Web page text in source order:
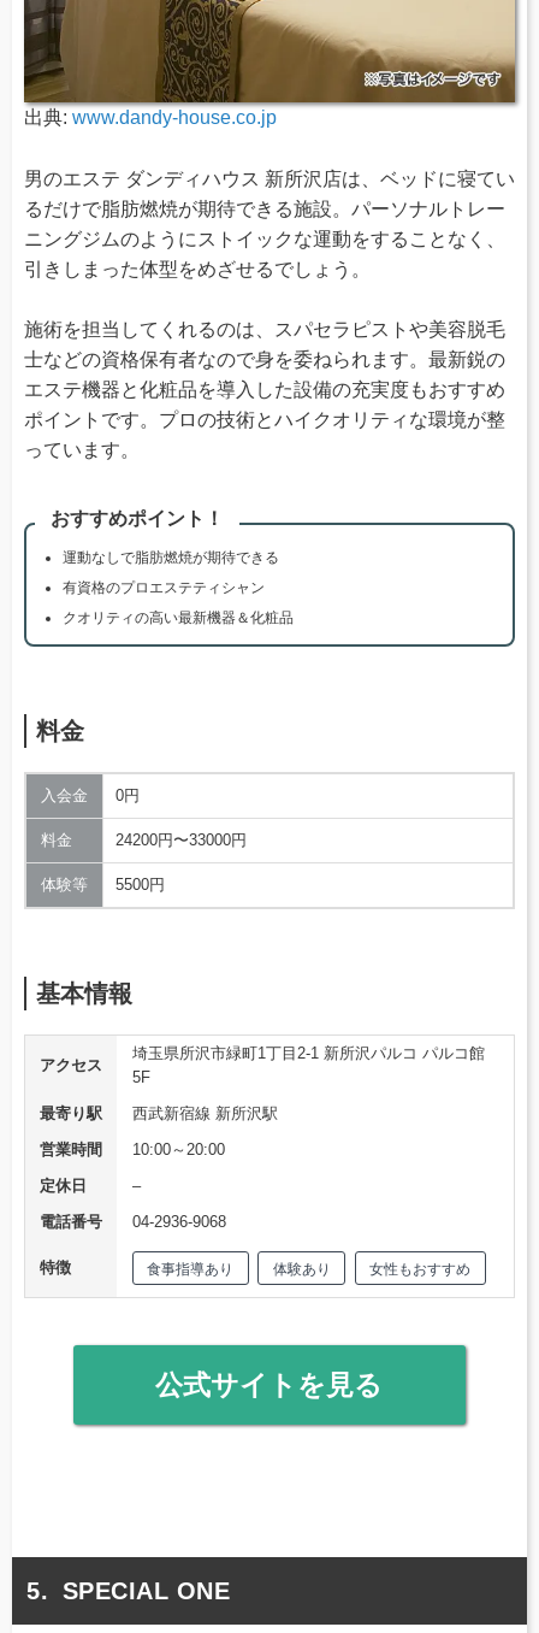
出典: www.dandy-house.co.jp
男のエステ ダンディハウス 新所沢店は、ベッドに寝てい
るだけで脂肪燃焼が期待できる施設。パーソナルトレー
ニングジムのようにストイックな運動をすることなく、
引きしまった体型をめざせるでしょう。
施術を担当してくれるのは、スパセラピストや美容脱毛
士などの資格保有者なので身を委ねられます。最新鋭の
エステ機器と化粧品を導入した設備の充実度もおすすめ
ポイントです。プロの技術とハイクオリティな環境が整
っています。
おすすめポイント！
運動なしで脂肪燃焼が期待できる
有資格のプロエステティシャン
クオリティの高い最新機器＆化粧品
料金
入会金 0円
料金 24200円〜33000円
体験等 5500円
基本情報
アクセス
埼玉県所沢市緑町1丁目2-1 新所沢パルコ パルコ館
5F
最寄り駅
西武新宿線 新所沢駅
営業時間
10:00～20:00
定休日
–
電話番号
04-2936-9068
特徴 食事指導あり 体験あり 女性もおすすめ
公式サイトを見る
SPECIAL ONE